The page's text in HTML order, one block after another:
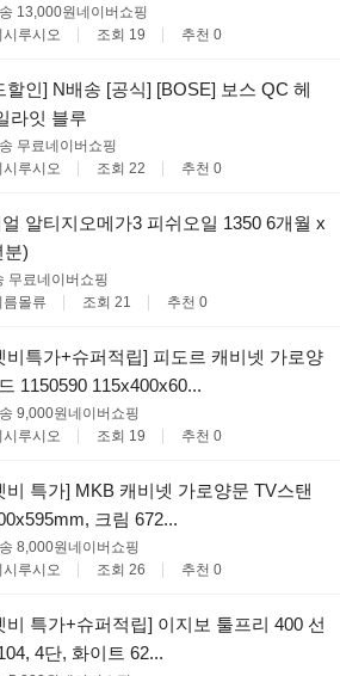
13,000원네이버쇼핑
시루시오 조회 19 추천 0
할인] N배송 [공식] [BOSE] 보스 QC 헤
라잇 블루
무료네이버쇼핑
시루시오 조회 22 추천 0
알티지오메가3 피쉬오일 1350 6개월 x
분)
무료네이버쇼핑
름몰류 조회 21 추천 0
비특가+슈퍼적립] 피도르 캐비넷 가로양
1150590 115x400x60...
9,000원네이버쇼핑
시루시오 조회 19 추천 0
비 특가] MKB 캐비넷 가로양문 TV스탠
크림 672...
8,000원네이버쇼핑
시루시오 조회 26 추천 0
비 특가+슈퍼적립] 이지보 툴프리 400 선
4단, 화이트 62...